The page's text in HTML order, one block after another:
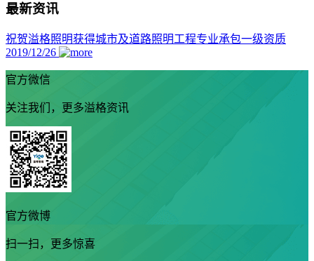
最新资讯
祝贺溢格照明获得城市及道路照明工程专业承包一级资质
2019/12/26
官方微信
关注我们，更多溢格资讯
官方微博
扫一扫，更多惊喜